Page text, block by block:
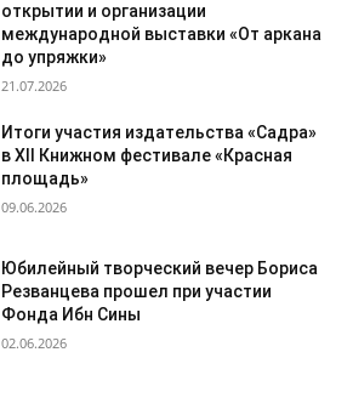
открытии и организации
международной выставки «От аркана
до упряжки»
21.07.2026
Итоги участия издательства «Садра»
в XII Книжном фестивале «Красная
площадь»
09.06.2026
Юбилейный творческий вечер Бориса
Резванцева прошел при участии
Фонда Ибн Сины
02.06.2026